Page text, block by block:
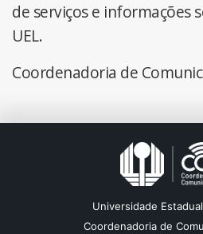
de serviços e informações
UEL.
Coordenadoria de
Universidade
Coordenadoria de